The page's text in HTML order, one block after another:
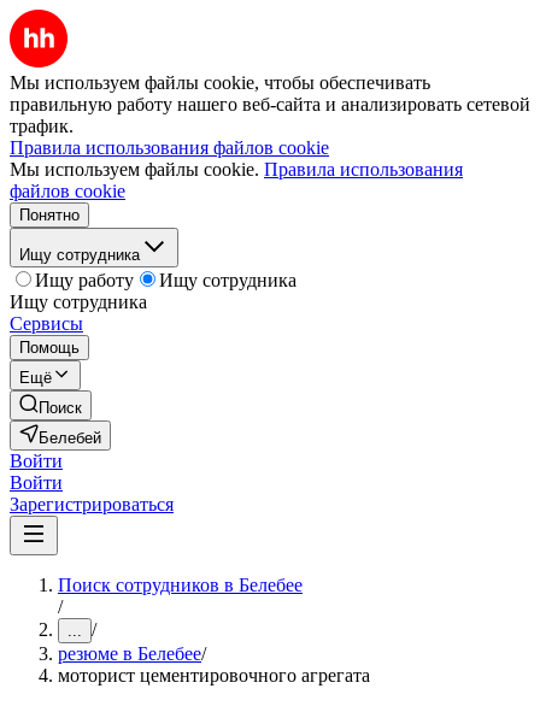
Мы используем файлы cookie, чтобы обеспечивать
правильную работу нашего веб-сайта и анализировать сетевой
трафик.
Правила использования файлов cookie
Мы используем файлы cookie. Правила использования
файлов cookie
Понятно
Ищу сотрудника
Ищу работу
Ищу сотрудника
Ищу сотрудника
Сервисы
Помощь
Ещё
Поиск
Белебей
Войти
Войти
Зарегистрироваться
Поиск сотрудников в Белебее
/
... /
резюме в Белебее/
моторист цементировочного агрегата